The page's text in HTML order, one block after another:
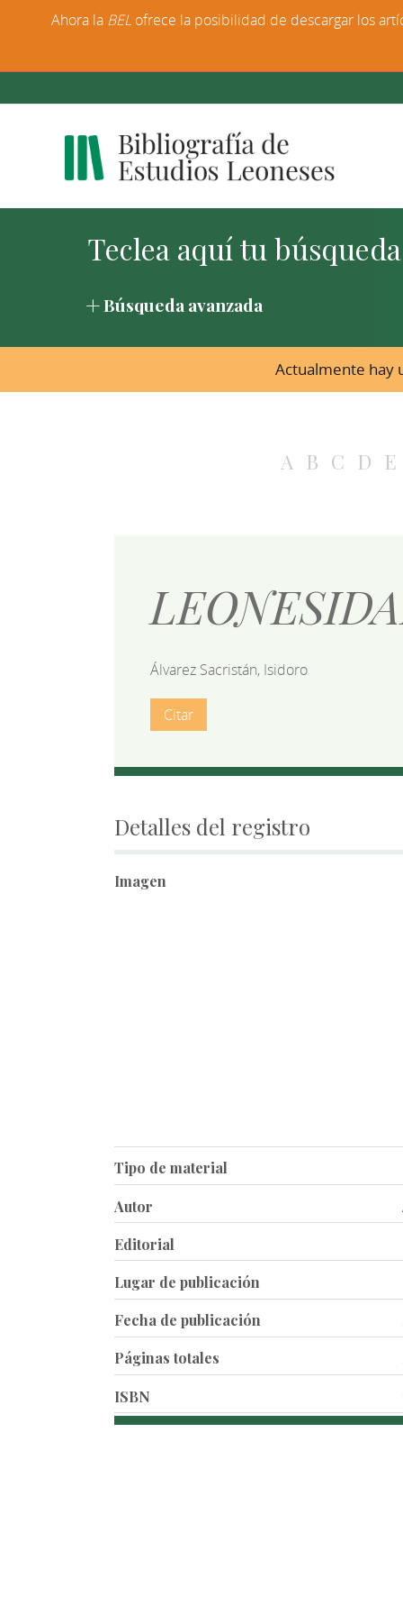
Búsqueda avanzada
Actualmente hay
A B C D E
Álvarez Sacristán, Isidoro
Citar
Detalles del registro
Imagen
Tipo de material
Autor
Editorial
Lugar de publicación
Fecha de publicación
Páginas totales
ISBN
Ahora la BEL ofrece la posibilidad de descargar los